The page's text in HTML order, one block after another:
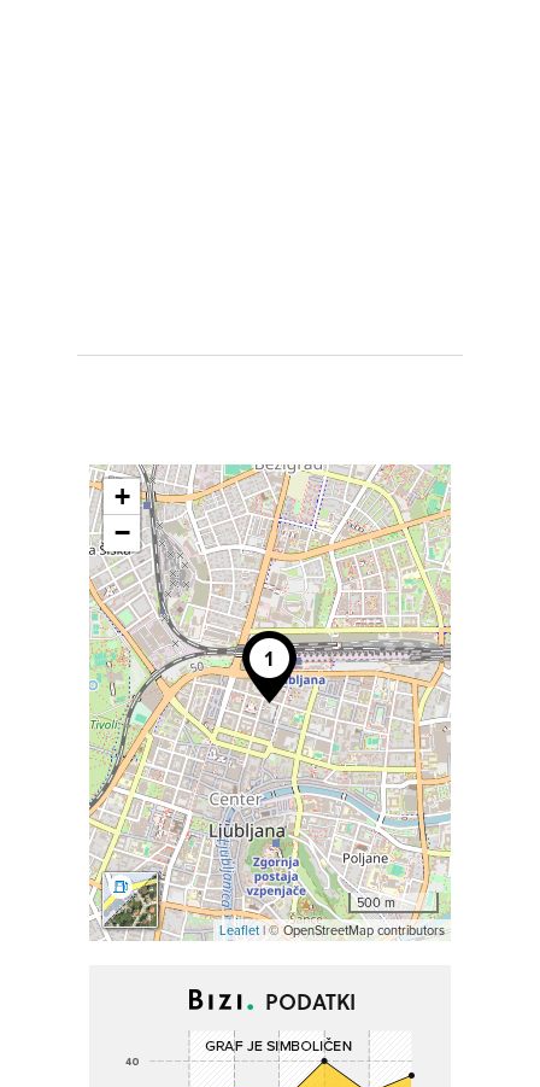
+
−
500 m
Leaflet| © OpenStreetMap contributors
PODATKI